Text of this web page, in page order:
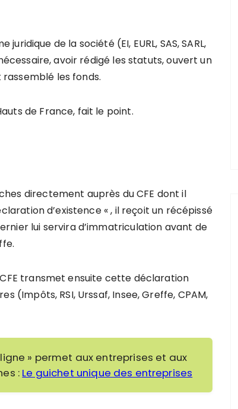
de la société (EI, EURL, SAS, SARL,
avoir rédigé les statuts, ouvert un
les fonds.
de France, fait le point.
directement auprès du CFE dont il
d’existence « , il reçoit un récépissé
lui servira d’immatriculation avant de
transmet ensuite cette déclaration
(Impôts, RSI, Urssaf, Insee, Greffe, CPAM,
» permet aux entreprises et aux
: Le guichet unique des entreprises